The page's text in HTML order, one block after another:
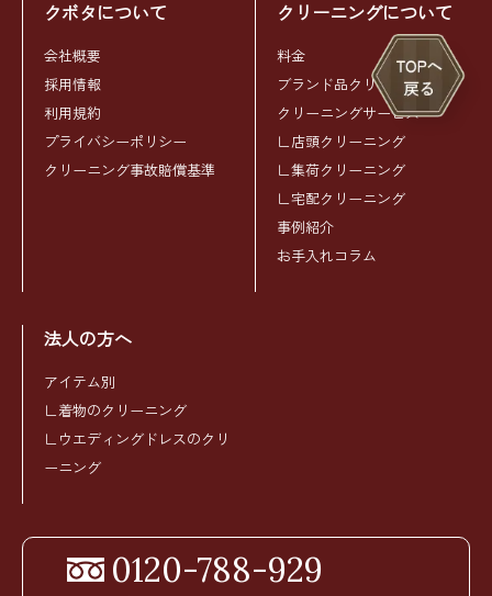
クボタについて
会社概要
採用情報
利用規約
プライバシーポリシー
クリーニング事故賠償基準
クリーニングについて
料金
ブランド品クリーニング
クリーニングサービス
∟店頭クリーニング
∟集荷クリーニング
∟宅配クリーニング
事例紹介
お手入れコラム
法人の方へ
アイテム別
∟着物のクリーニング
∟ウエディングドレスのクリ
ーニング
0120-788-929